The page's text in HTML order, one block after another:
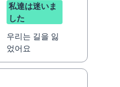
私達は迷いま
した
우리는 길을 잃
었어요